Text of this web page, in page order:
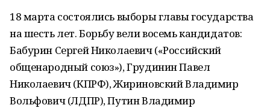
18 марта состоялись выборы главы государства
на шесть лет. Борьбу вели восемь кандидатов:
Бабурин Сергей Николаевич («Российский
общенародный союз»), Грудинин Павел
Николаевич (КПРФ), Жириновский Владимир
Вольфович (ЛДПР), Путин Владимир